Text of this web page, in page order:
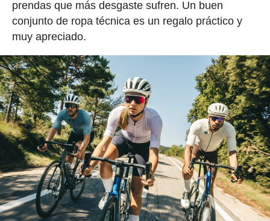
prendas que más desgaste sufren. Un buen
conjunto de ropa técnica es un regalo práctico y
muy apreciado.